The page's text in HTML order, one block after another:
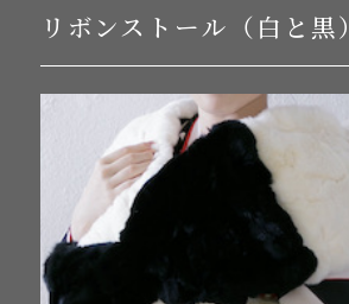
リボンストール（白と黒）